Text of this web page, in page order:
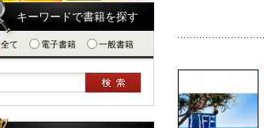
キーワードで書籍を探す
全て 電子書籍 一般書籍